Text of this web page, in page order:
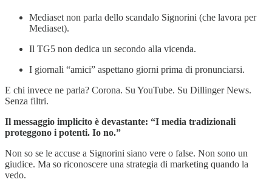
Mediaset non parla dello scandalo Signorini (che lavora per
Mediaset).
Il TG5 non dedica un secondo alla vicenda.
I giornali “amici” aspettano giorni prima di pronunciarsi.
E chi invece ne parla? Corona. Su YouTube. Su Dillinger News.
Senza filtri.
Il messaggio implicito è devastante: “I media tradizionali
proteggono i potenti. Io no.”
Non so se le accuse a Signorini siano vere o false. Non sono un
giudice. Ma so riconoscere una strategia di marketing quando la
vedo.